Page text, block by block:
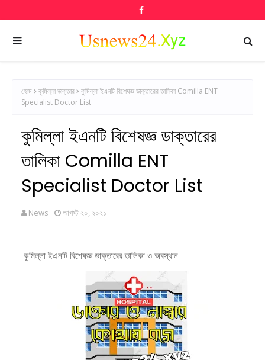
হোম কুমিল্লা ডাক্তার
কুমিল্লা ইএনটি বিশেষজ্ঞ ডাক্তারের তালিকা Comilla ENT
Specialist Doctor List
কুমিল্লা ইএনটি বিশেষজ্ঞ ডাক্তারের
তালিকা Comilla ENT
Specialist Doctor List
News আগস্ট ২০, ২০২১
কুমিল্লা ইএনটি বিশেষজ্ঞ ডাক্তারের তালিকা ও অবস্থান